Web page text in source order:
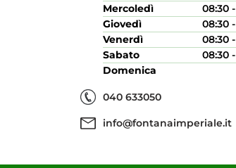
Mercoledì
08:30
Giovedì
08:30
Venerdì
08:30
Sabato
08:30
Domenica
040 633050
info@fontanaimperiale.it